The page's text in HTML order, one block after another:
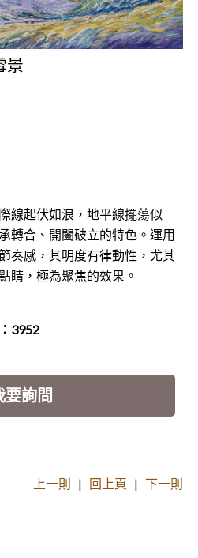
景
線起伏如浪，地平線擺蕩似
轉合、開闔破立的特色。運用
奏感，其明度有律動性，尤其
睛，極為聚焦的效果。
3952
要詢問
上一則 | 回上頁 |下一則